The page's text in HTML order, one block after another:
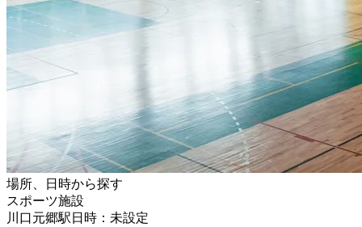
場所、日時から探す
スポーツ施設
川口元郷駅日時：未設定